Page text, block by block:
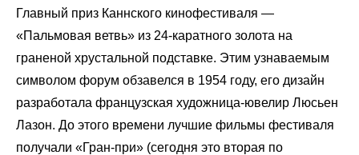
Главный приз Каннского кинофестиваля —
«Пальмовая ветвь» из 24-каратного золота на
граненой хрустальной подставке. Этим узнаваемым
символом форум обзавелся в 1954 году, его дизайн
разработала французская художница-ювелир Люсьен
Лазон. До этого времени лучшие фильмы фестиваля
получали «Гран-при» (сегодня это вторая по